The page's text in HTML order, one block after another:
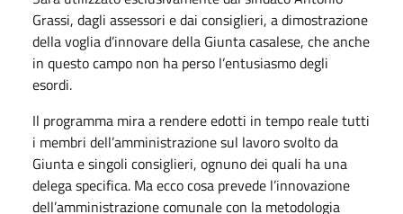
Grassi, dagli assessori e dai consiglieri, a dimostrazione
della voglia d’innovare della Giunta casalese, che anche
in questo campo non ha perso l’entusiasmo degli
esordi.
Il programma mira a rendere edotti in tempo reale tutti
i membri dell’amministrazione sul lavoro svolto da
Giunta e singoli consiglieri, ognuno dei quali ha una
delega specifica. Ma ecco cosa prevede l’innovazione
dell’amministrazione comunale con la metodologia